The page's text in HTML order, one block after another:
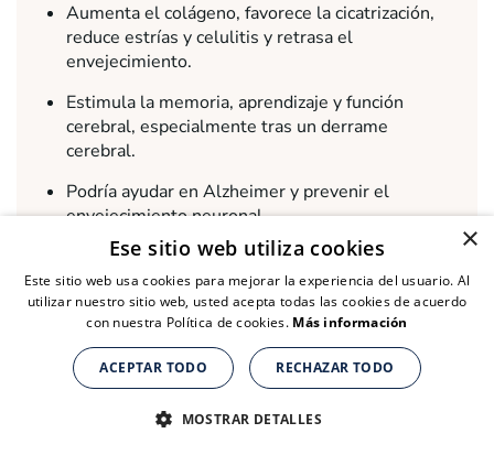
Suplementos nutricionales para personas de + de 40 años
CLICK AQUÍ PARA COMPRAR
Aumenta el colágeno, favorece la cicatrización,
reduce estrías y celulitis y retrasa el
envejecimiento.
Estimula la memoria, aprendizaje y función
cerebral, especialmente tras un derrame
cerebral.
Podría ayudar en Alzheimer y prevenir el
envejecimiento neuronal.
Alivia trastornos del sueño asociados con
ansiedad, estrés y depresión.
Alivia dolor articular, artritis y fortalece el
sistema inmune.
Protege el hígado y riñones frente a toxicidad por
medicamentos.
Suplementos nutricionales para personas de + de 40 años
CLICK AQUÍ PARA COMPRAR
Suplementos nutricionales para personas de + de 40 años
CLICK AQUÍ PARA COMPRAR
×
Ese sitio web utiliza cookies
Este sitio web usa cookies para mejorar la experiencia del usuario. Al
utilizar nuestro sitio web, usted acepta todas las cookies de acuerdo
con nuestra Política de cookies. Más información
ACEPTAR TODO RECHAZAR TODO
MOSTRAR DETALLES